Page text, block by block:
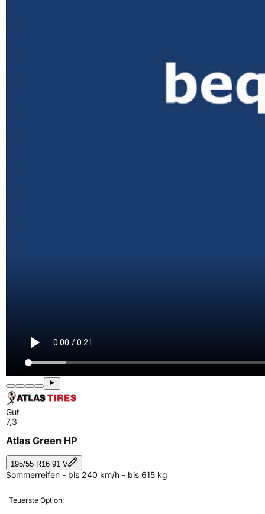
Gut
7,3
Atlas Green HP
195/55 R16 91 V
Sommerreifen - bis 240 km/h - bis 615 kg
Teuerste Option: